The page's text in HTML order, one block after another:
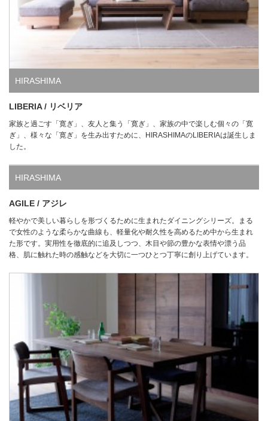
HIRASHIMA
LIBERIA / リベリア
家族と過ごす「寛ぎ」、友人と集う「寛ぎ」、家族の中で楽しむ個々の「寛
ぎ」、様々な「寛ぎ」を生み出すために、HIRASHIMAのLIBERIAは誕生しま
した。
HIRASHIMA
AGILE / アジレ
軽やかで美しい暮らしを形づくるために生まれたダイニングシリーズ。まる
で女性のような柔らかな曲線も、軽量化や耐久性を高めるため中から生まれ
た形です。実用性を徹底的に追及しつつ、木目や節の豊かな表情や漂う品
格、肌に触れた時の感触などを大切に一つひとつ丁寧に創り上げています。